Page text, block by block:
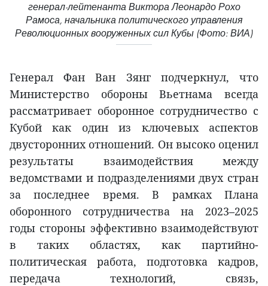
генерал-лейтенанта Виктора Леонардо Рохо
Рамоса, начальника политического управления
Революционных вооруженных сил Кубы (Фото: ВИА)
Генерал Фан Ван Зянг подчеркнул, что
Министерство обороны Вьетнама всегда
рассматривает оборонное сотрудничество с
Кубой как один из ключевых аспектов
двусторонних отношений. Он высоко оценил
результаты взаимодействия между
ведомствами и подразделениями двух стран
за последнее время. В рамках Плана
оборонного сотрудничества на 2023–2025
годы стороны эффективно взаимодействуют
в таких областях, как партийно-
политическая работа, подготовка кадров,
передача технологий, связь,